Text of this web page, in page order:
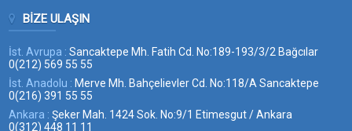
BIZE ULAŞIN
İst. Avrupa :Sancaktepe Mh. Fatih Cd. No:189-193/3/2 Bağcılar
0(212) 569 55 55
İst. Anadolu : Merve Mh. Bahçelievler Cd. No:118/A Sancaktepe
0(216) 391 55 55
Ankara :Şeker Mah. 1424 Sok. No:9/1 Etimesgut / Ankara
0(312) 448 11 11